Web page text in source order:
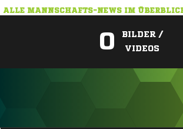
ALLE MANNSCHAFTS-NEWS IM
0
BILDER /
VIDEOS